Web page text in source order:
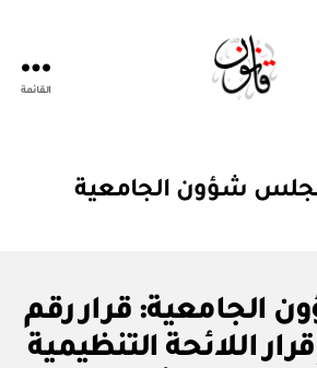
القائمة
شؤون الجامعية
قرار رقم
١٦ / ٤) إقرار اللائحة التنظيمية
بو